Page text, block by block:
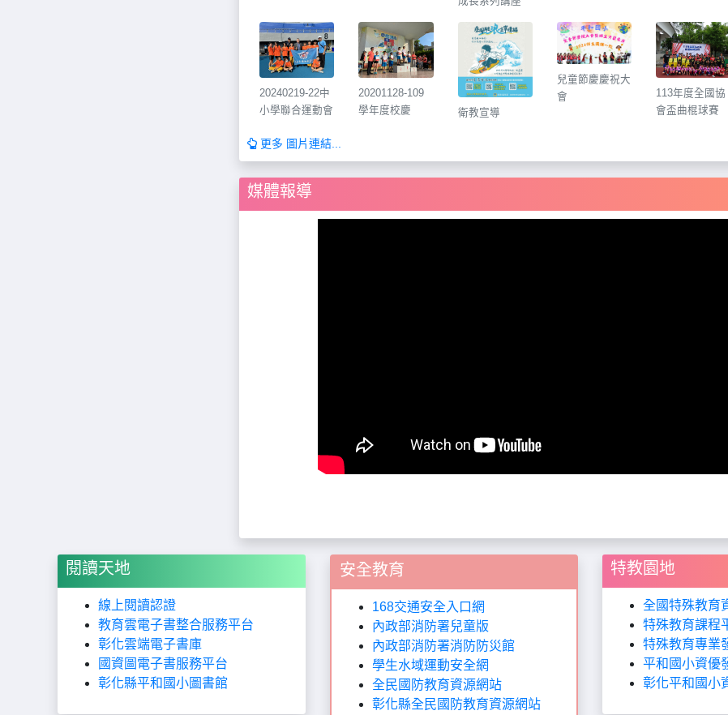
20240219-22中
小學聯合運動會
20201128-109
學年度校慶
衛教宣導
兒童節慶慶祝大
會
113年度全國協
會盃曲棍球賽
更多 圖片連結...
媒體報導
閱讀天地
線上閱讀認證
教育雲電子書整合服務平台
彰化雲端電子書庫
國資圖電子書服務平台
彰化縣平和國小圖書館
安全教育
168交通安全入口網
內政部消防署兒童版
內政部消防署消防防災館
學生水域運動安全網
全民國防教育資源網站
彰化縣全民國防教育資源網站
特教園地
全國特殊教育
特殊教育課程
特殊教育專業
平和國小資優
彰化平和國小